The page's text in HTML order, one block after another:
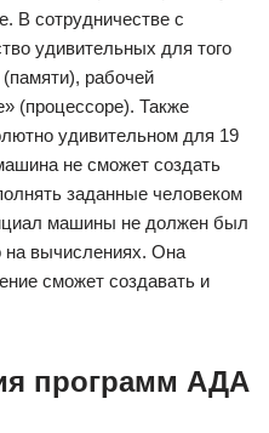
В сотрудничестве с
удивительных для того
рабочей
(процессоре). Также
удивительном для 19
не сможет создать
заданные человеком
машины не должен был
на вычислениях. Она
сможет создавать и
программ АДА